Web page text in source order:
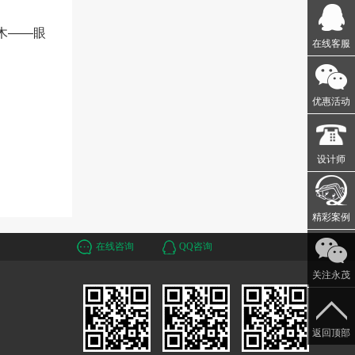
——眼
在线咨询 QQ咨询
在线客服
优惠活动
设计师
精彩案例
关注永茂
返回顶部